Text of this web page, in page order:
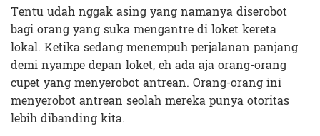
Tentu udah nggak asing yang namanya diserobot
bagi orang yang suka mengantre di loket kereta
lokal. Ketika sedang menempuh perjalanan panjang
demi nyampe depan loket, eh ada aja orang-orang
cupet yang menyerobot antrean. Orang-orang ini
menyerobot antrean seolah mereka punya otoritas
lebih dibanding kita.